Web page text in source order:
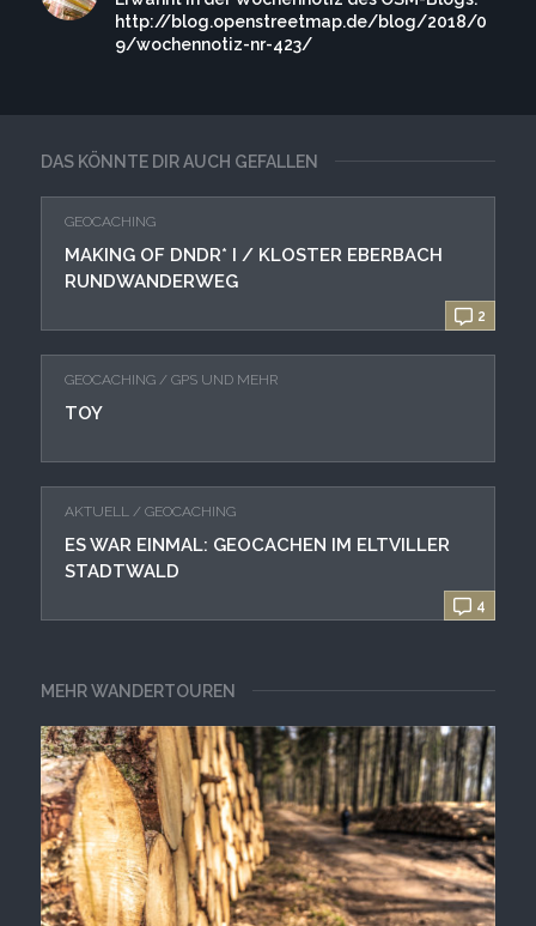
DAS KÖNNTE DIR AUCH GEFALLEN
2
GEOCACHING
MAKING OF DNDR* I / KLOSTER EBERBACH
RUNDWANDERWEG
GEOCACHING / GPS UND MEHR
TOY
4
AKTUELL / GEOCACHING
ES WAR EINMAL: GEOCACHEN IM ELTVILLER
STADTWALD
MEHR WANDERTOUREN
http://blog.openstreetmap.de/blog/2018/0
9/wochennotiz-nr-423/